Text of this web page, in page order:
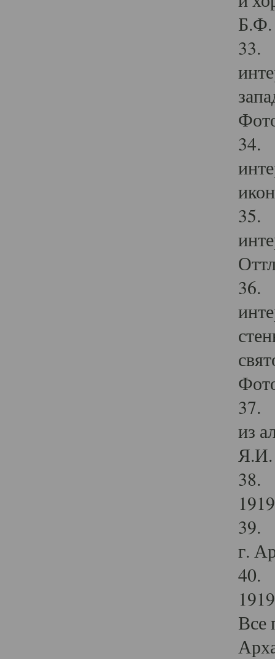
Б.Ф.
33.
34.
35.
36.
37.
из
Я.И.
38.
39.
г.
40.
Все